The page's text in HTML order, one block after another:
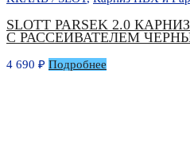
SLOTT PARSEK 2.0
С РАССЕИВАТЕЛЕМ
4 690 ₽ Подробнее